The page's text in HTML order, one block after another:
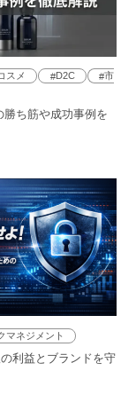
スメ D2C
市
勝ち筋や成功事例を
マネジメント
利益とブランドを守